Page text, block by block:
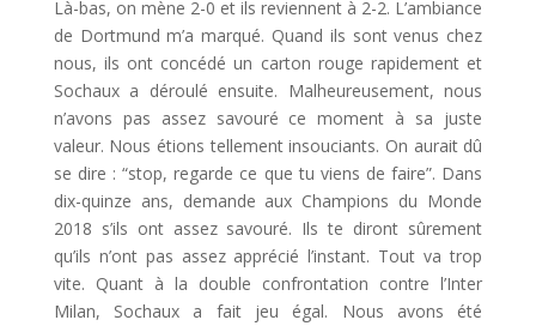
Là-bas, on mène 2-0 et ils reviennent à 2-2. L’ambiance
de Dortmund m’a marqué. Quand ils sont venus chez
nous, ils ont concédé un carton rouge rapidement et
Sochaux a déroulé ensuite. Malheureusement, nous
n’avons pas assez savouré ce moment à sa juste
valeur. Nous étions tellement insouciants. On aurait dû
se dire : “stop, regarde ce que tu viens de faire”. Dans
dix-quinze ans, demande aux Champions du Monde
2018 s’ils ont assez savouré. Ils te diront sûrement
qu’ils n’ont pas assez apprécié l’instant. Tout va trop
vite. Quant à la double confrontation contre l’Inter
Milan, Sochaux a fait jeu égal. Nous avons été